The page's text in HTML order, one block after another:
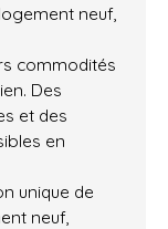
neuf,
commodités
Des
et des
en
unique de
neuf,